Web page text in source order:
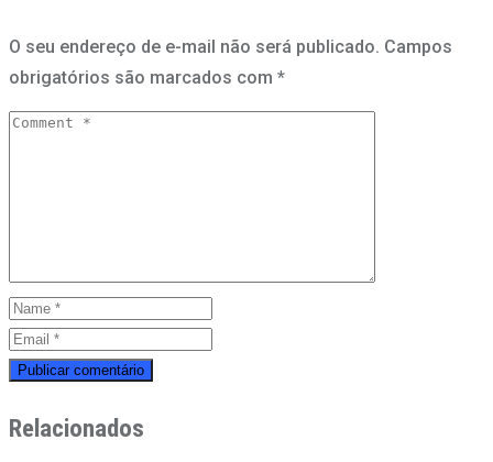
O seu endereço de e-mail não será publicado. Campos
obrigatórios são marcados com *
Relacionados